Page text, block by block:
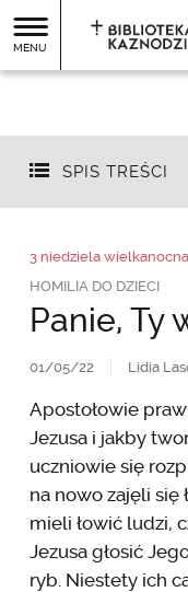
MENU
SPIS TREŚCI
3 niedziela wielkanocna
HOMILIA DO DZIECI
Panie, Ty
01/05/22 Lidia
Apostołowie
Jezusa i jakby
uczniowie się
na nowo zajęli się
mieli łowić ludzi,
Jezusa głosić
ryb. Niestety ich